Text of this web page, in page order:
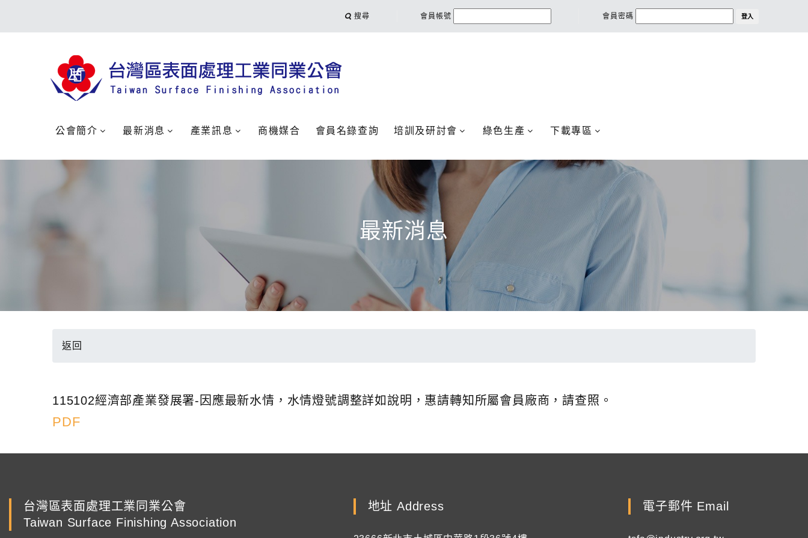
搜尋 會員帳號 會員密碼 登入
公會簡介 最新消息 產業訊息 商機媒合 會員名錄查詢 培訓及研討會 綠色生產 下載專區
最新消息
返回
115102經濟部產業發展署-因應最新水情，水情燈號調整詳如說明，惠請轉知所屬會員廠商，請查照。
PDF
台灣區表面處理工業同業公會
Taiwan Surface Finishing Association
地址 Address 電子郵件 Email